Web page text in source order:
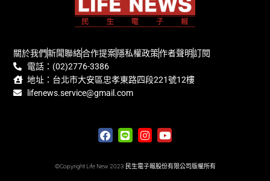
關於我們新聞聯絡合作提案隱私權政策作者聲明訂閱
電話：(02)2776-3386
地址：台北市大安區忠孝東路四段221號12樓
lifenews.service@gmail.com
©Copyright Life New 2023 民生電子報股份有限公司版權所有